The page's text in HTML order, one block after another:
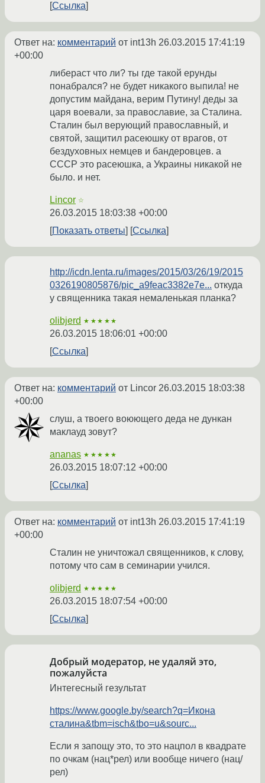
Ссылка
Ответ на: комментарий от int13h 26.03.2015 17:41:19
+00:00
либераст что ли? ты где такой ерунды
понабрался? не будет никакого выпила! не
допустим майдана, верим Путину! деды за
царя воевали, за православие, за Сталина.
Сталин был верующий православный, и
святой, защитил расеюшку от врагов, от
бездуховных немцев и бандеровцев. а
СССР это расеюшка, а Украины никакой не
было. и нет.
Lincor ☆
26.03.2015 18:03:38 +00:00
Показать ответы
Ссылка
http://icdn.lenta.ru/images/2015/03/26/19/2015
0326190805876/pic_a9feac3382e7e... откуда
у священника такая немаленькая планка?
olibjerd ★★★★★
26.03.2015 18:06:01 +00:00
Ссылка
Ответ на: комментарий от Lincor 26.03.2015 18:03:38
+00:00
слуш, а твоего воюющего деда не дункан
маклауд зовут?
ananas ★★★★★
26.03.2015 18:07:12 +00:00
Ссылка
Ответ на: комментарий от int13h 26.03.2015 17:41:19
+00:00
Сталин не уничтожал священников, к слову,
потому что сам в семинарии учился.
olibjerd ★★★★★
26.03.2015 18:07:54 +00:00
Ссылка
Добрый модератор, не удаляй это,
пожалуйста
Интегесный гезультат
https://www.google.by/search?q=Икона
сталина&tbm=isch&tbo=u&sourc...
Если я запощу это, то это нацпол в квадрате
по очкам (нац*рел) или вообще ничего (нац/
рел)